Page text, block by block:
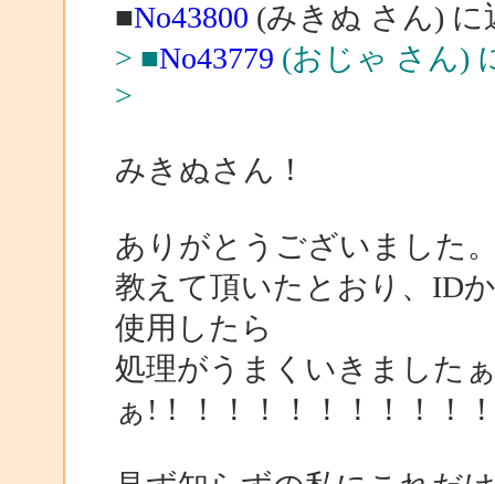
■No43800 (みきぬ さん) に
> ■No43779 (おじゃ さん)
>
みきぬさん！
ありがとうございました
教えて頂いたとおり、ID
使用したら
処理がうまくいきました
ぁ!！！！！！！！！！！